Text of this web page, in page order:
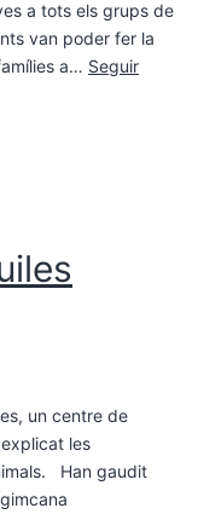
a tots els grups de
van poder fer la
a… Seguir
un centre de
les
Han gaudit